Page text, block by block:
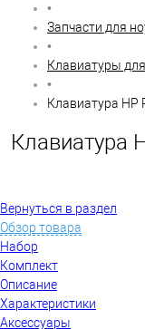
•
Запчасти для
•
Клавиатуры
•
Клавиатура HP
Клавиатура
Вернуться в раздел
Обзор товара
Набор
Комплект
Описание
Характеристики
Аксессуары